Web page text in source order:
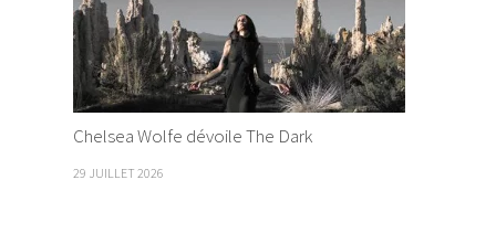
Chelsea Wolfe dévoile The Dark
29 JUILLET 2026